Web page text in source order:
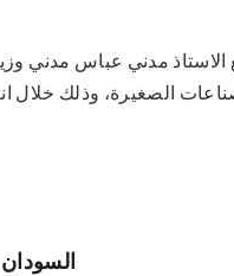
(سونا) – وقع الاستاذ مدني
الصغيرة، وذلك خلال